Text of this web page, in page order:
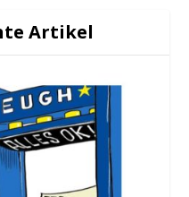
Artikel